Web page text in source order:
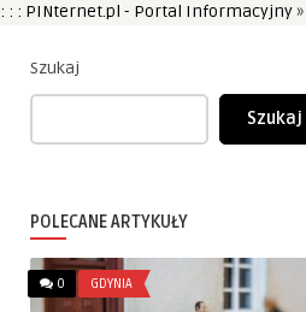
: : : PINternet.pl - Portal Informacyjny»
Szukaj
Szukaj
POLECANE ARTYKUŁY
0 GDYNIA